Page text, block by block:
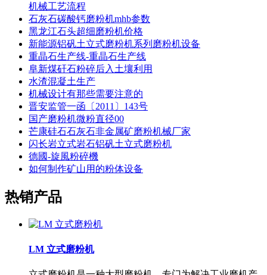
机械工艺流程
石灰石碳酸钙磨粉机mhb参数
黑龙江石头超细磨粉机价格
新能源铝矾土立式磨粉机系列磨粉机设备
重晶石生产线-重晶石生产线
阜新煤矸石粉碎后入土壤利用
水渣混凝土生产
机械设计有那些需要注意的
晋安监管一函〔2011〕143号
国产磨粉机微粉直径00
芒康硅石石灰石非金属矿磨粉机械厂家
闪长岩立式岩石铝矾土立式磨粉机
德國-旋風粉碎機
如何制作矿山用的粉体设备
热销产品
LM 立式磨粉机